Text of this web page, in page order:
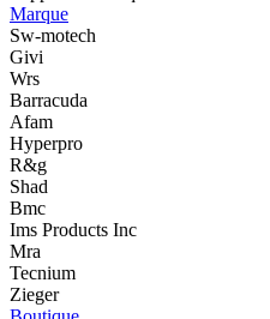
Marque
Sw-motech
Givi
Wrs
Barracuda
Afam
Hyperpro
R&g
Shad
Bmc
Ims Products Inc
Mra
Tecnium
Zieger